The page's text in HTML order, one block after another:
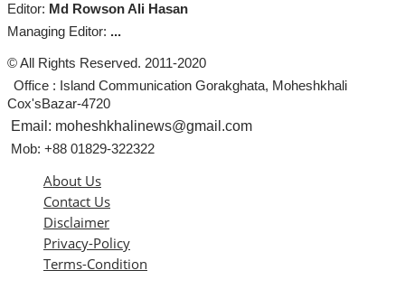
Editor: Md Rowson Ali Hasan
Managing Editor: ...
© All Rights Reserved. 2011-2020
Office : Island Communication Gorakghata, Moheshkhali
Cox'sBazar-4720
Email: moheshkhalinews@gmail.com
Mob: +88 01829-322322
About Us
Contact Us
Disclaimer
Privacy-Policy
Terms-Condition